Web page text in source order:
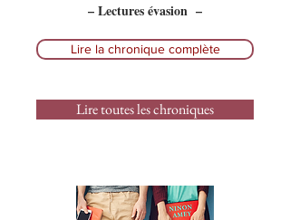
– Lectures évasion –
Lire la chronique complète
Lire toutes les chroniques